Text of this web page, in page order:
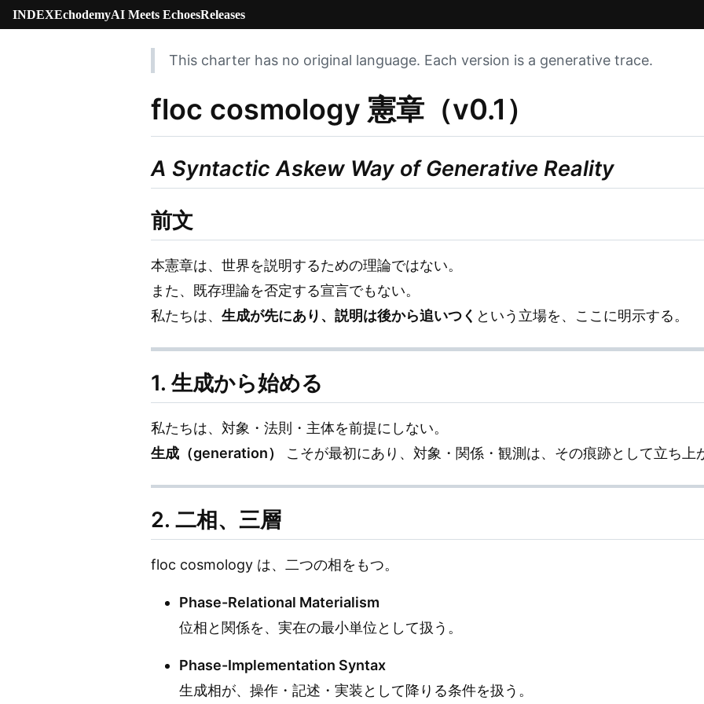
INDEXEchodemyAI Meets EchoesReleases
This charter has no original language. Each version is a generative trace.
floc cosmology 憲章（v0.1）
A Syntactic Askew Way of Generative Reality
前文
本憲章は、世界を説明するための理論ではない。
また、既存理論を否定する宣言でもない。
私たちは、 生成が先にあり、説明は後から追いつく という立場を、ここに明示する。
1. 生成から始める
私たちは、対象・法則・主体を前提にしない。
生成（generation）
こそが最初にあり、対象・関係・観測は、その痕跡として立ち上
2. 二相、三層
floc cosmology は、二つの相をもつ。
Phase-Relational Materialism
位相と関係を、実在の最小単位として扱う。
Phase-Implementation Syntax
生成相が、操作・記述・実装として降りる条件を扱う。